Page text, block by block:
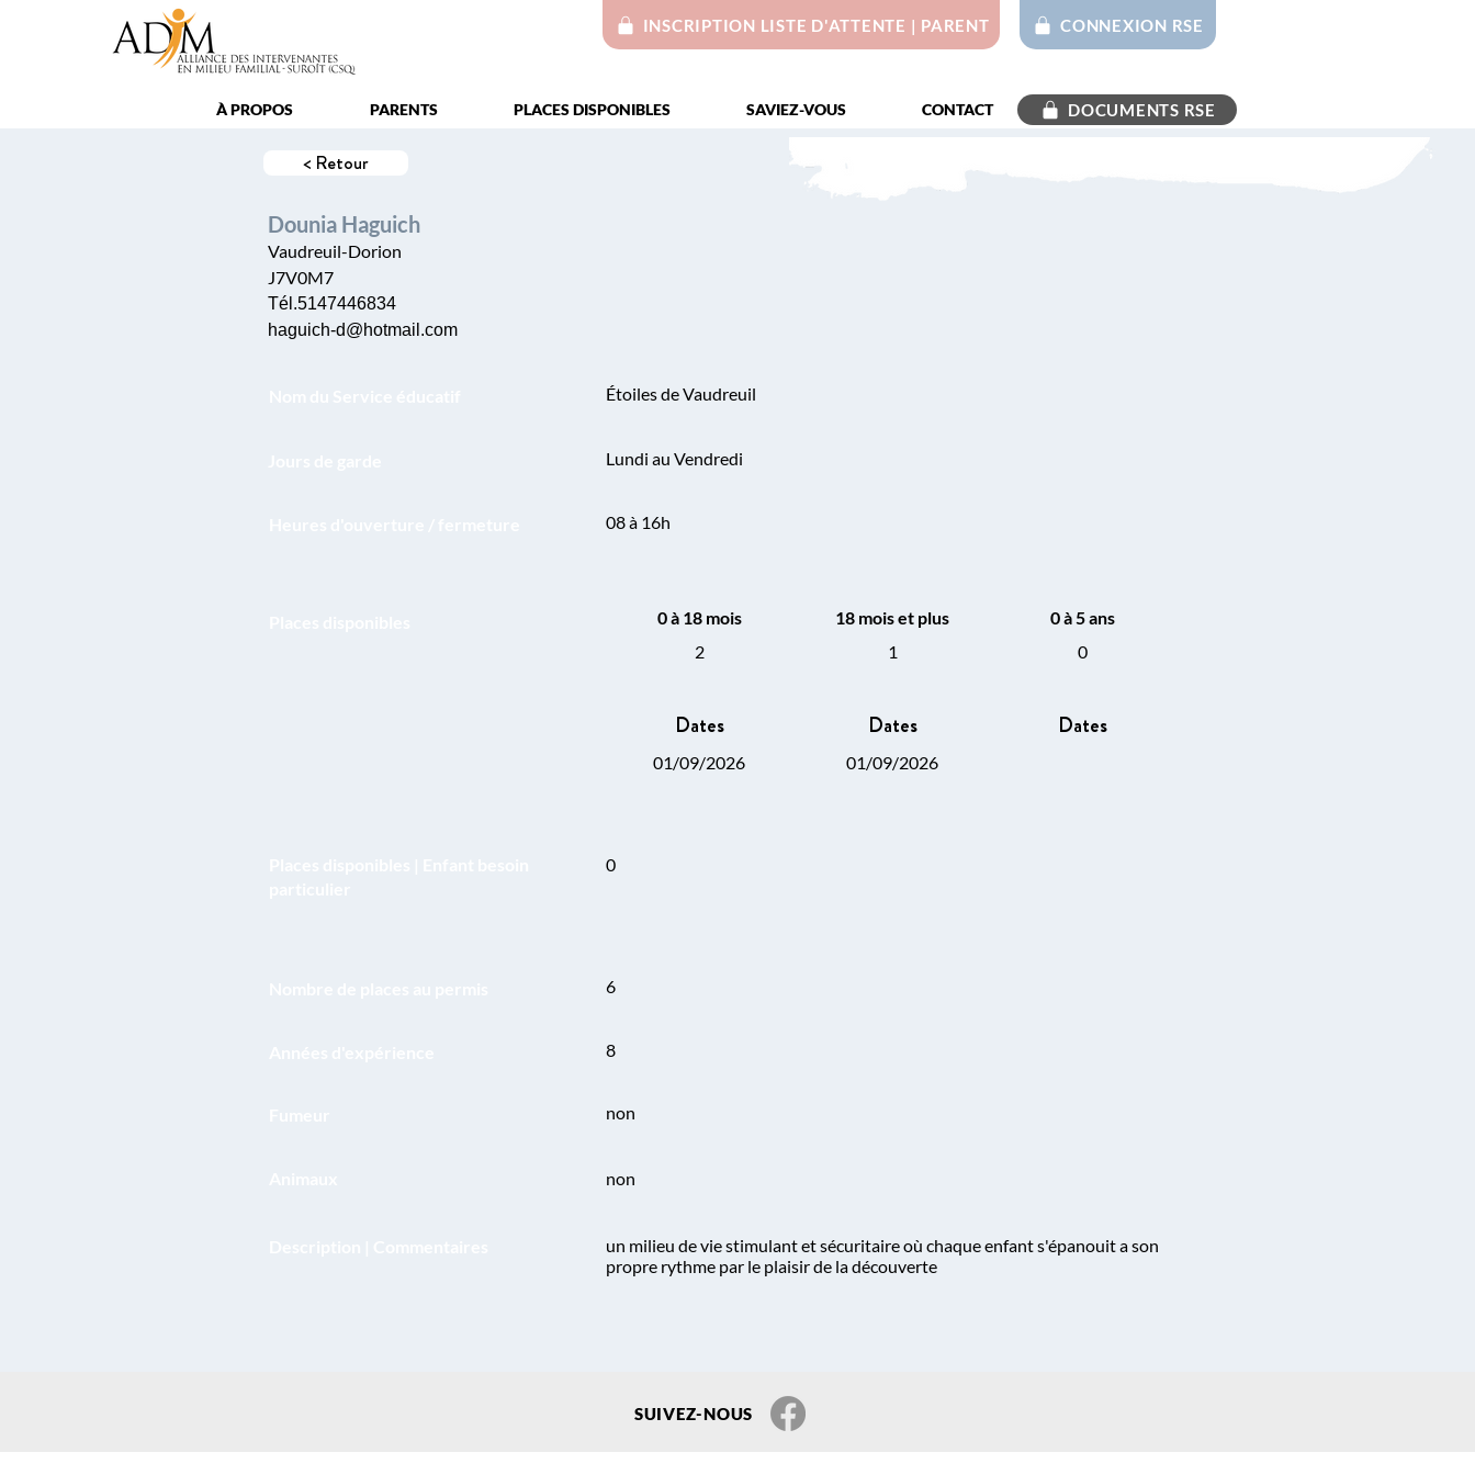
CONNEXION RSE
INSCRIPTION LISTE D'ATTENTE | PARENT
À PROPOS PARENTS PLACES DISPONIBLES SAVIEZ-VOUS CONTACT DOCUMENTS RSE
< Retour
Dounia Haguich
Vaudreuil-Dorion
J7V0M7
Tél.5147446834
haguich-d@hotmail.com
2 1 0
01/09/2026 01/09/2026
Étoiles de Vaudreuil
Lundi au Vendredi
08 à 16h
0 à 18 mois 18 mois et plus 0 à 5 ans
Dates Dates Dates
0
6
8
non
non
un milieu de vie stimulant et sécuritaire où chaque enfant s'épanouit a son
propre rythme par le plaisir de la découverte
SUIVEZ-NOUS